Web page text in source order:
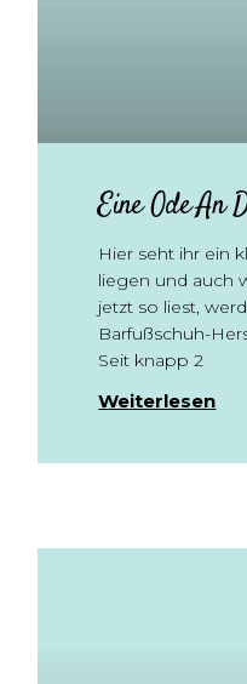
Eine Ode An
Hier seht ihr ein
liegen und auch
jetzt so liest,
Barfußschuh-
Seit knapp 2
Weiterlesen